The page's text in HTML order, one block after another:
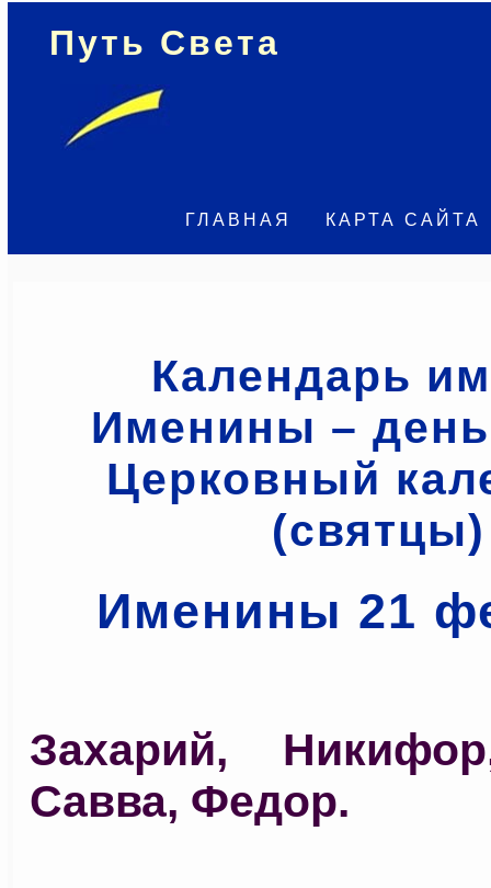
Путь Света
ГЛАВНАЯ КАРТА САЙТА
Календарь
Именины – день
Церковный
(святцы)
Именины 21
Захарий,
Савва, Федор.